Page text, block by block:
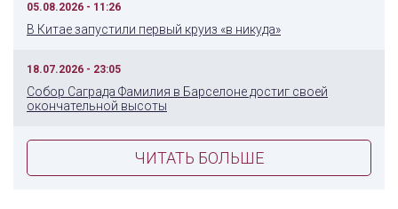
05.08.2026 - 11:26
В Китае запустили первый круиз «в никуда»
18.07.2026 - 23:05
Собор Саграда Фамилия в Барселоне достиг своей
окончательной высоты
ЧИТАТЬ БОЛЬШЕ